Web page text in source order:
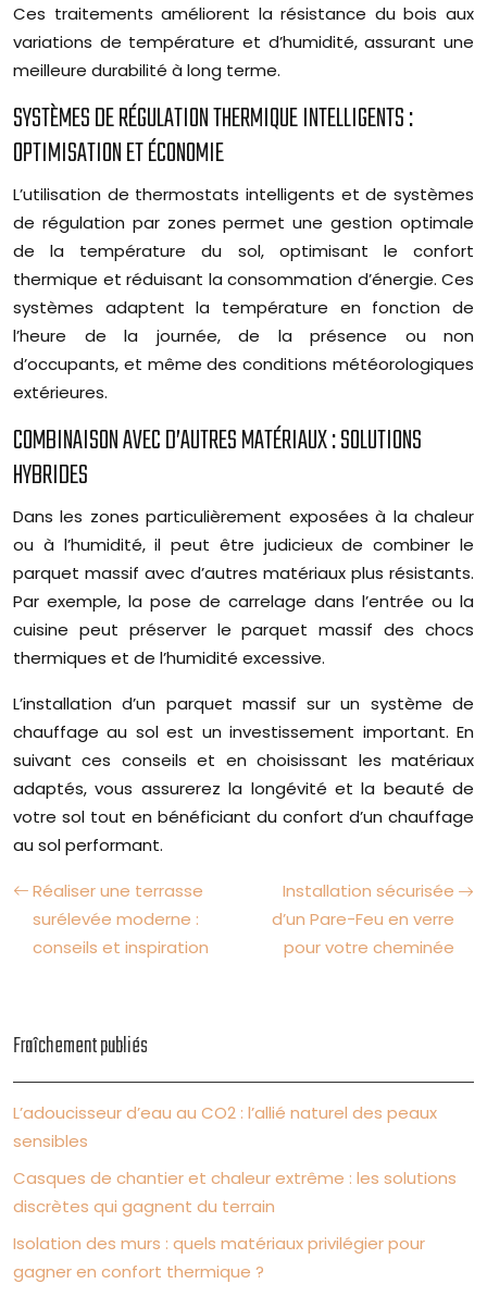
Ces traitements améliorent la résistance du bois aux
variations de température et d’humidité, assurant une
meilleure durabilité à long terme.
SYSTÈMES DE RÉGULATION THERMIQUE INTELLIGENTS :
OPTIMISATION ET ÉCONOMIE
L’utilisation de thermostats intelligents et de systèmes
de régulation par zones permet une gestion optimale
de la température du sol, optimisant le confort
thermique et réduisant la consommation d’énergie. Ces
systèmes adaptent la température en fonction de
l’heure de la journée, de la présence ou non
d’occupants, et même des conditions météorologiques
extérieures.
COMBINAISON AVEC D’AUTRES MATÉRIAUX : SOLUTIONS
HYBRIDES
Dans les zones particulièrement exposées à la chaleur
ou à l’humidité, il peut être judicieux de combiner le
parquet massif avec d’autres matériaux plus résistants.
Par exemple, la pose de carrelage dans l’entrée ou la
cuisine peut préserver le parquet massif des chocs
thermiques et de l’humidité excessive.
L’installation d’un parquet massif sur un système de
chauffage au sol est un investissement important. En
suivant ces conseils et en choisissant les matériaux
adaptés, vous assurerez la longévité et la beauté de
votre sol tout en bénéficiant du confort d’un chauffage
au sol performant.
Réaliser une terrasse
surélevée moderne :
conseils et inspiration
Installation sécurisée
d’un Pare-Feu en verre
pour votre cheminée
Fraîchement publiés
L’adoucisseur d’eau au CO2 : l’allié naturel des peaux
sensibles
Casques de chantier et chaleur extrême : les solutions
discrètes qui gagnent du terrain
Isolation des murs : quels matériaux privilégier pour
gagner en confort thermique ?